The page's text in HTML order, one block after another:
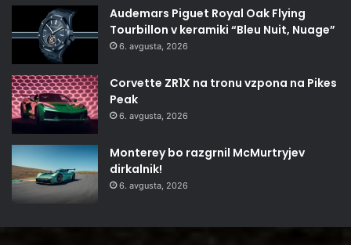
Audemars Piguet Royal Oak Flying
Tourbillon v keramiki “Bleu Nuit, Nuage”
6. avgusta, 2026
Corvette ZR1X na tronu vzpona na Pikes
Peak
6. avgusta, 2026
Monterey bo razgrnil McMurtryjev
dirkalnik!
6. avgusta, 2026